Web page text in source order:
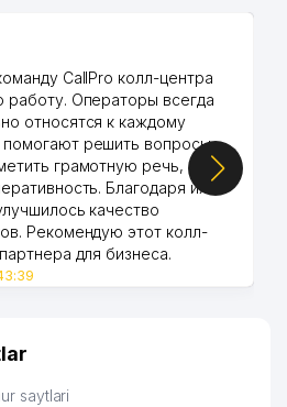
CallPro колл-центра
работу. Операторы всегда
относятся к каждому
решить вопросы.
грамотную речь,
Благодаря их
качество
Рекомендую этот колл-
для бизнеса.
saytlari